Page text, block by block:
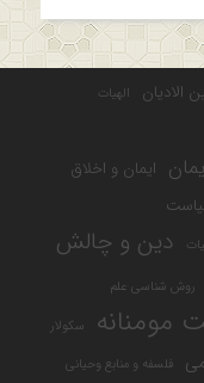
الادیان الهیات
ایمان و اخلاق
دین و چالش
روش شناسی علم
مومنانه سکولار
فلسفه و منابع وحیانی